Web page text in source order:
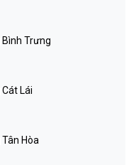
Trưng
Lái
Hòa